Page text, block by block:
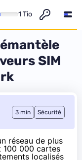
1 Tio
SIM
3 min Sécurité
réseau de plus
100 000 cartes
localisés